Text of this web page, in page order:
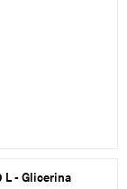
L - Glicerina